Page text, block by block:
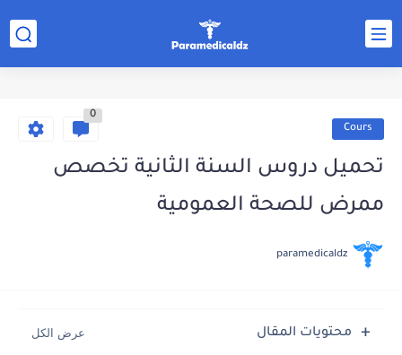
Cours
0
تحميل دروس السنة الثانية تخصص
ممرض للصحة العمومية
paramedicaldz
محتويات المقال